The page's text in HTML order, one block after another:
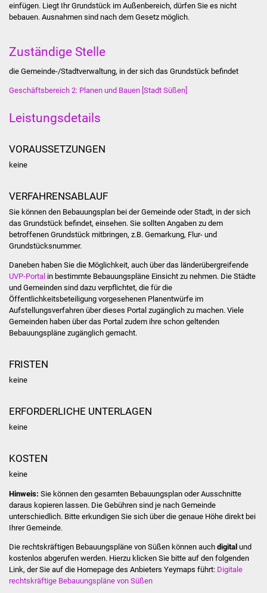
Wahlen
Jubiläumsjahr 2021
Partnerstädte
Sanierung Bizethalle
Ortsentwicklung
Presse
Bürger & Service
Was erledige ich wo
Kindergärten
Kolping-Musikschule
Volkshochschule
einfügen. Liegt Ihr Grundstück im Außenbereich, dürfen Sie es nicht
bebauen. Ausnahmen sind nach dem Gesetz möglich.
Zuständige Stelle
die Gemeinde-/Stadtverwaltung, in der sich das Grundstück befindet
Geschäftsbereich 2: Planen und Bauen [Stadt Süßen]
Leistungsdetails
VORAUSSETZUNGEN
keine
VERFAHRENSABLAUF
Sie können den Bebauungsplan bei der Gemeinde oder Stadt, in der sich
das Grundstück befindet, einsehen. Sie sollten Angaben zu dem
betroffenen Grundstück mitbringen, z.B. Gemarkung, Flur- und
Grundstücksnummer.
Daneben haben Sie die Möglichkeit, auch über das länderübergreifende
UVP-Portal in bestimmte Bebauungspläne Einsicht zu nehmen. Die Städte
und Gemeinden sind dazu verpflichtet, die für die
Öffentlichkeitsbeteiligung vorgesehenen Planentwürfe im
Aufstellungsverfahren über dieses Portal zugänglich zu machen. Viele
Gemeinden haben über das Portal zudem ihre schon geltenden
Bebauungspläne zugänglich gemacht.
FRISTEN
keine
ERFORDERLICHE UNTERLAGEN
keine
KOSTEN
keine
Hinweis: Sie können den gesamten Bebauungsplan oder Ausschnitte
daraus kopieren lassen. Die Gebühren sind je nach Gemeinde
unterschiedlich. Bitte erkundigen Sie sich über die genaue Höhe direkt bei
Ihrer Gemeinde.
Die rechtskräftigen Bebauungspläne von Süßen können auch digital und
kostenlos abgerufen werden. Hierzu klicken Sie bitte auf den folgenden
Link, der Sie auf die Homepage des Anbieters Yeymaps führt: Digitale
rechtskräftige Bebauungspläne von Süßen